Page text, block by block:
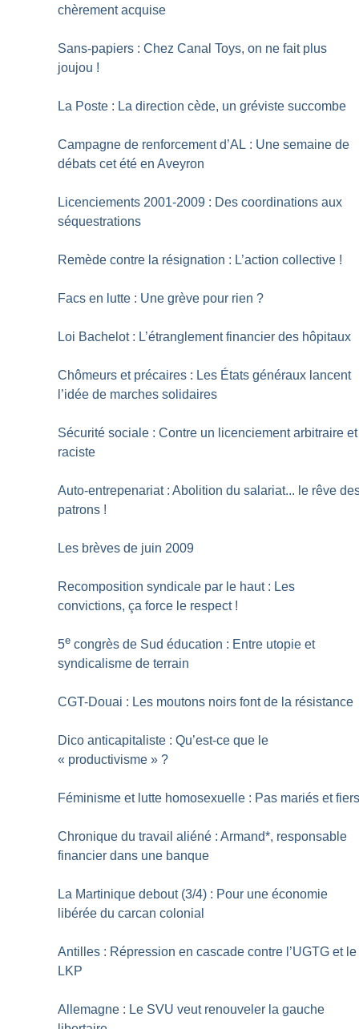
chèrement acquise
Sans-papiers : Chez Canal Toys, on ne fait plus
joujou !
La Poste : La direction cède, un gréviste succombe
Campagne de renforcement d’AL : Une semaine de
débats cet été en Aveyron
Licenciements 2001-2009 : Des coordinations aux
séquestrations
Remède contre la résignation : L’action collective !
Facs en lutte : Une grève pour rien ?
Loi Bachelot : L’étranglement financier des hôpitaux
Chômeurs et précaires : Les États généraux lancent
l’idée de marches solidaires
Sécurité sociale : Contre un licenciement arbitraire et
raciste
Auto-entrepenariat : Abolition du salariat... le rêve
patrons !
Les brèves de juin 2009
Recomposition syndicale par le haut : Les
convictions, ça force le respect !
5e congrès de Sud éducation : Entre utopie et
syndicalisme de terrain
CGT-Douai : Les moutons noirs font de la résistance
Dico anticapitaliste : Qu’est-ce que le
« productivisme » ?
Féminisme et lutte homosexuelle : Pas mariés et
Chronique du travail aliéné : Armand*, responsable
financier dans une banque
La Martinique debout (3/4) : Pour une économie
libérée du carcan colonial
Antilles : Répression en cascade contre l’UGTG et le
LKP
Allemagne : Le SVU veut renouveler la gauche